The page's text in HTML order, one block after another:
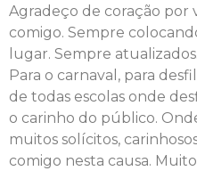
Agradeço de coração por
comigo. Sempre
lugar. Sempre
Para o carnaval, para
de todas escolas onde
o carinho do público.
muitos solícitos,
comigo nesta causa.